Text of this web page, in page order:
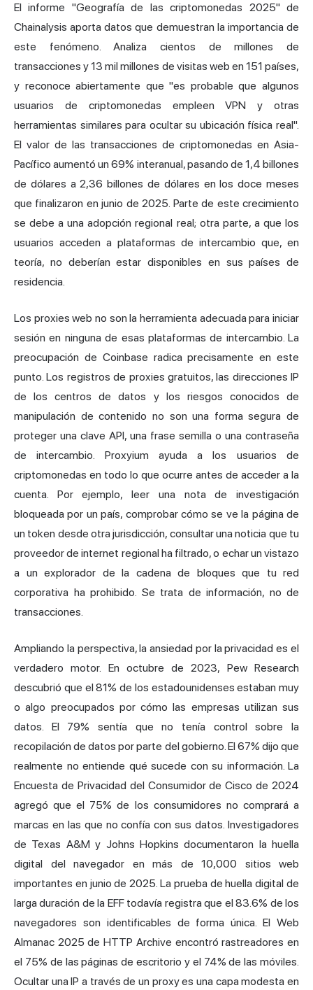
El informe "Geografía de las criptomonedas 2025" de
Chainalysis aporta datos que demuestran la importancia de
este fenómeno. Analiza cientos de millones de
transacciones y 13 mil millones de visitas web en 151 países,
y reconoce abiertamente que "es probable que algunos
usuarios de criptomonedas empleen VPN y otras
herramientas similares para ocultar su ubicación física real".
El valor de las transacciones de criptomonedas en Asia-
Pacífico aumentó un 69% interanual, pasando de 1,4 billones
de dólares a 2,36 billones de dólares en los doce meses
que finalizaron en junio de 2025. Parte de este crecimiento
se debe a una adopción regional real; otra parte, a que los
usuarios acceden a plataformas de intercambio que, en
teoría, no deberían estar disponibles en sus países de
residencia.
Los proxies web no son la herramienta adecuada para iniciar
sesión en ninguna de esas plataformas de intercambio. La
preocupación de Coinbase radica precisamente en este
punto. Los registros de proxies gratuitos, las direcciones IP
de los centros de datos y los riesgos conocidos de
manipulación de contenido no son una forma segura de
proteger una clave API, una frase semilla o una contraseña
de intercambio. Proxyium ayuda a los usuarios de
criptomonedas en todo lo que ocurre antes de acceder a la
cuenta. Por ejemplo, leer una nota de investigación
bloqueada por un país, comprobar cómo se ve la página de
un token desde otra jurisdicción, consultar una noticia que tu
proveedor de internet regional ha filtrado, o echar un vistazo
a un explorador de la cadena de bloques que tu red
corporativa ha prohibido. Se trata de información, no de
transacciones.
Ampliando la perspectiva, la ansiedad por la privacidad es el
verdadero motor. En octubre de 2023, Pew Research
descubrió que el 81% de los estadounidenses estaban muy
o algo preocupados por cómo las empresas utilizan sus
datos. El 79% sentía que no tenía control sobre la
recopilación de datos por parte del gobierno. El 67% dijo que
realmente no entiende qué sucede con su información. La
Encuesta de Privacidad del Consumidor de Cisco de 2024
agregó que el 75% de los consumidores no comprará a
marcas en las que no confía con sus datos. Investigadores
de Texas A&M y Johns Hopkins documentaron la huella
digital del navegador en más de 10,000 sitios web
importantes en junio de 2025. La prueba de huella digital de
larga duración de la EFF todavía registra que el 83.6% de los
navegadores son identificables de forma única. El Web
Almanac 2025 de HTTP Archive encontró rastreadores en
el 75% de las páginas de escritorio y el 74% de las móviles.
Ocultar una IP a través de un proxy es una capa modesta en